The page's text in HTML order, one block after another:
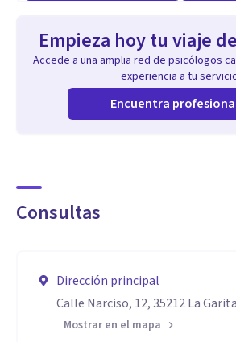
Empieza hoy tu viaje
Accede a una amplia red de psicólogos
experiencia a tu
Encuentra
Consultas
Dirección principal
Calle Narciso, 12, 35212 La
Mostrar en el mapa